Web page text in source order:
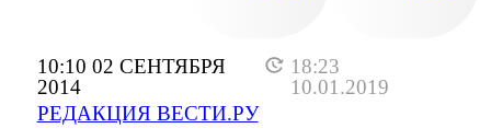
10:10 02 СЕНТЯБРЯ
2014
18:23
10.01.2019
РЕДАКЦИЯ ВЕСТИ.РУ